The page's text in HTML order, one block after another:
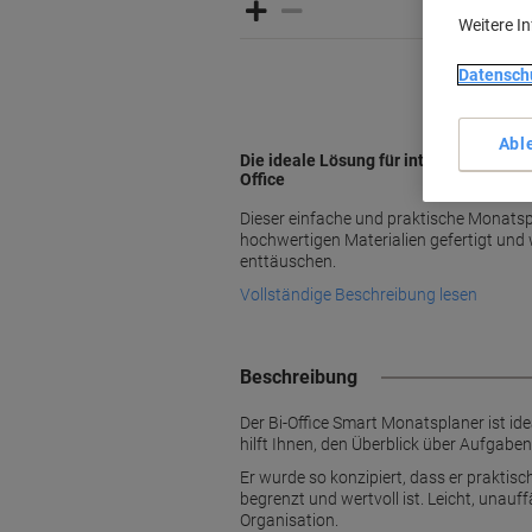
Die ideale Lösung für intelligentes
Office
Dieser einfache und praktische
hochwertigen Materialien gefertigt und
enttäuschen.
Vollständige Beschreibung lesen
Beschreibung
Der Bi-Office Smart Monatsplaner ist
hilft Ihnen, den Überblick über
Er wurde so konzipiert, dass er
begrenzt und wertvoll ist. Leicht,
Organisation.
Weitere